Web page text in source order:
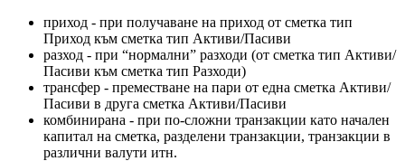
приход - при получаване на приход от сметка тип
Приход към сметка тип Активи/Пасиви
разход - при “нормални” разходи (от сметка тип Активи/
Пасиви към сметка тип Разходи)
трансфер - преместване на пари от една сметка Активи/
Пасиви в друга сметка Активи/Пасиви
комбинирана - при по-сложни транзакции като начален
капитал на сметка, разделени транзакции, транзакции в
различни валути итн.